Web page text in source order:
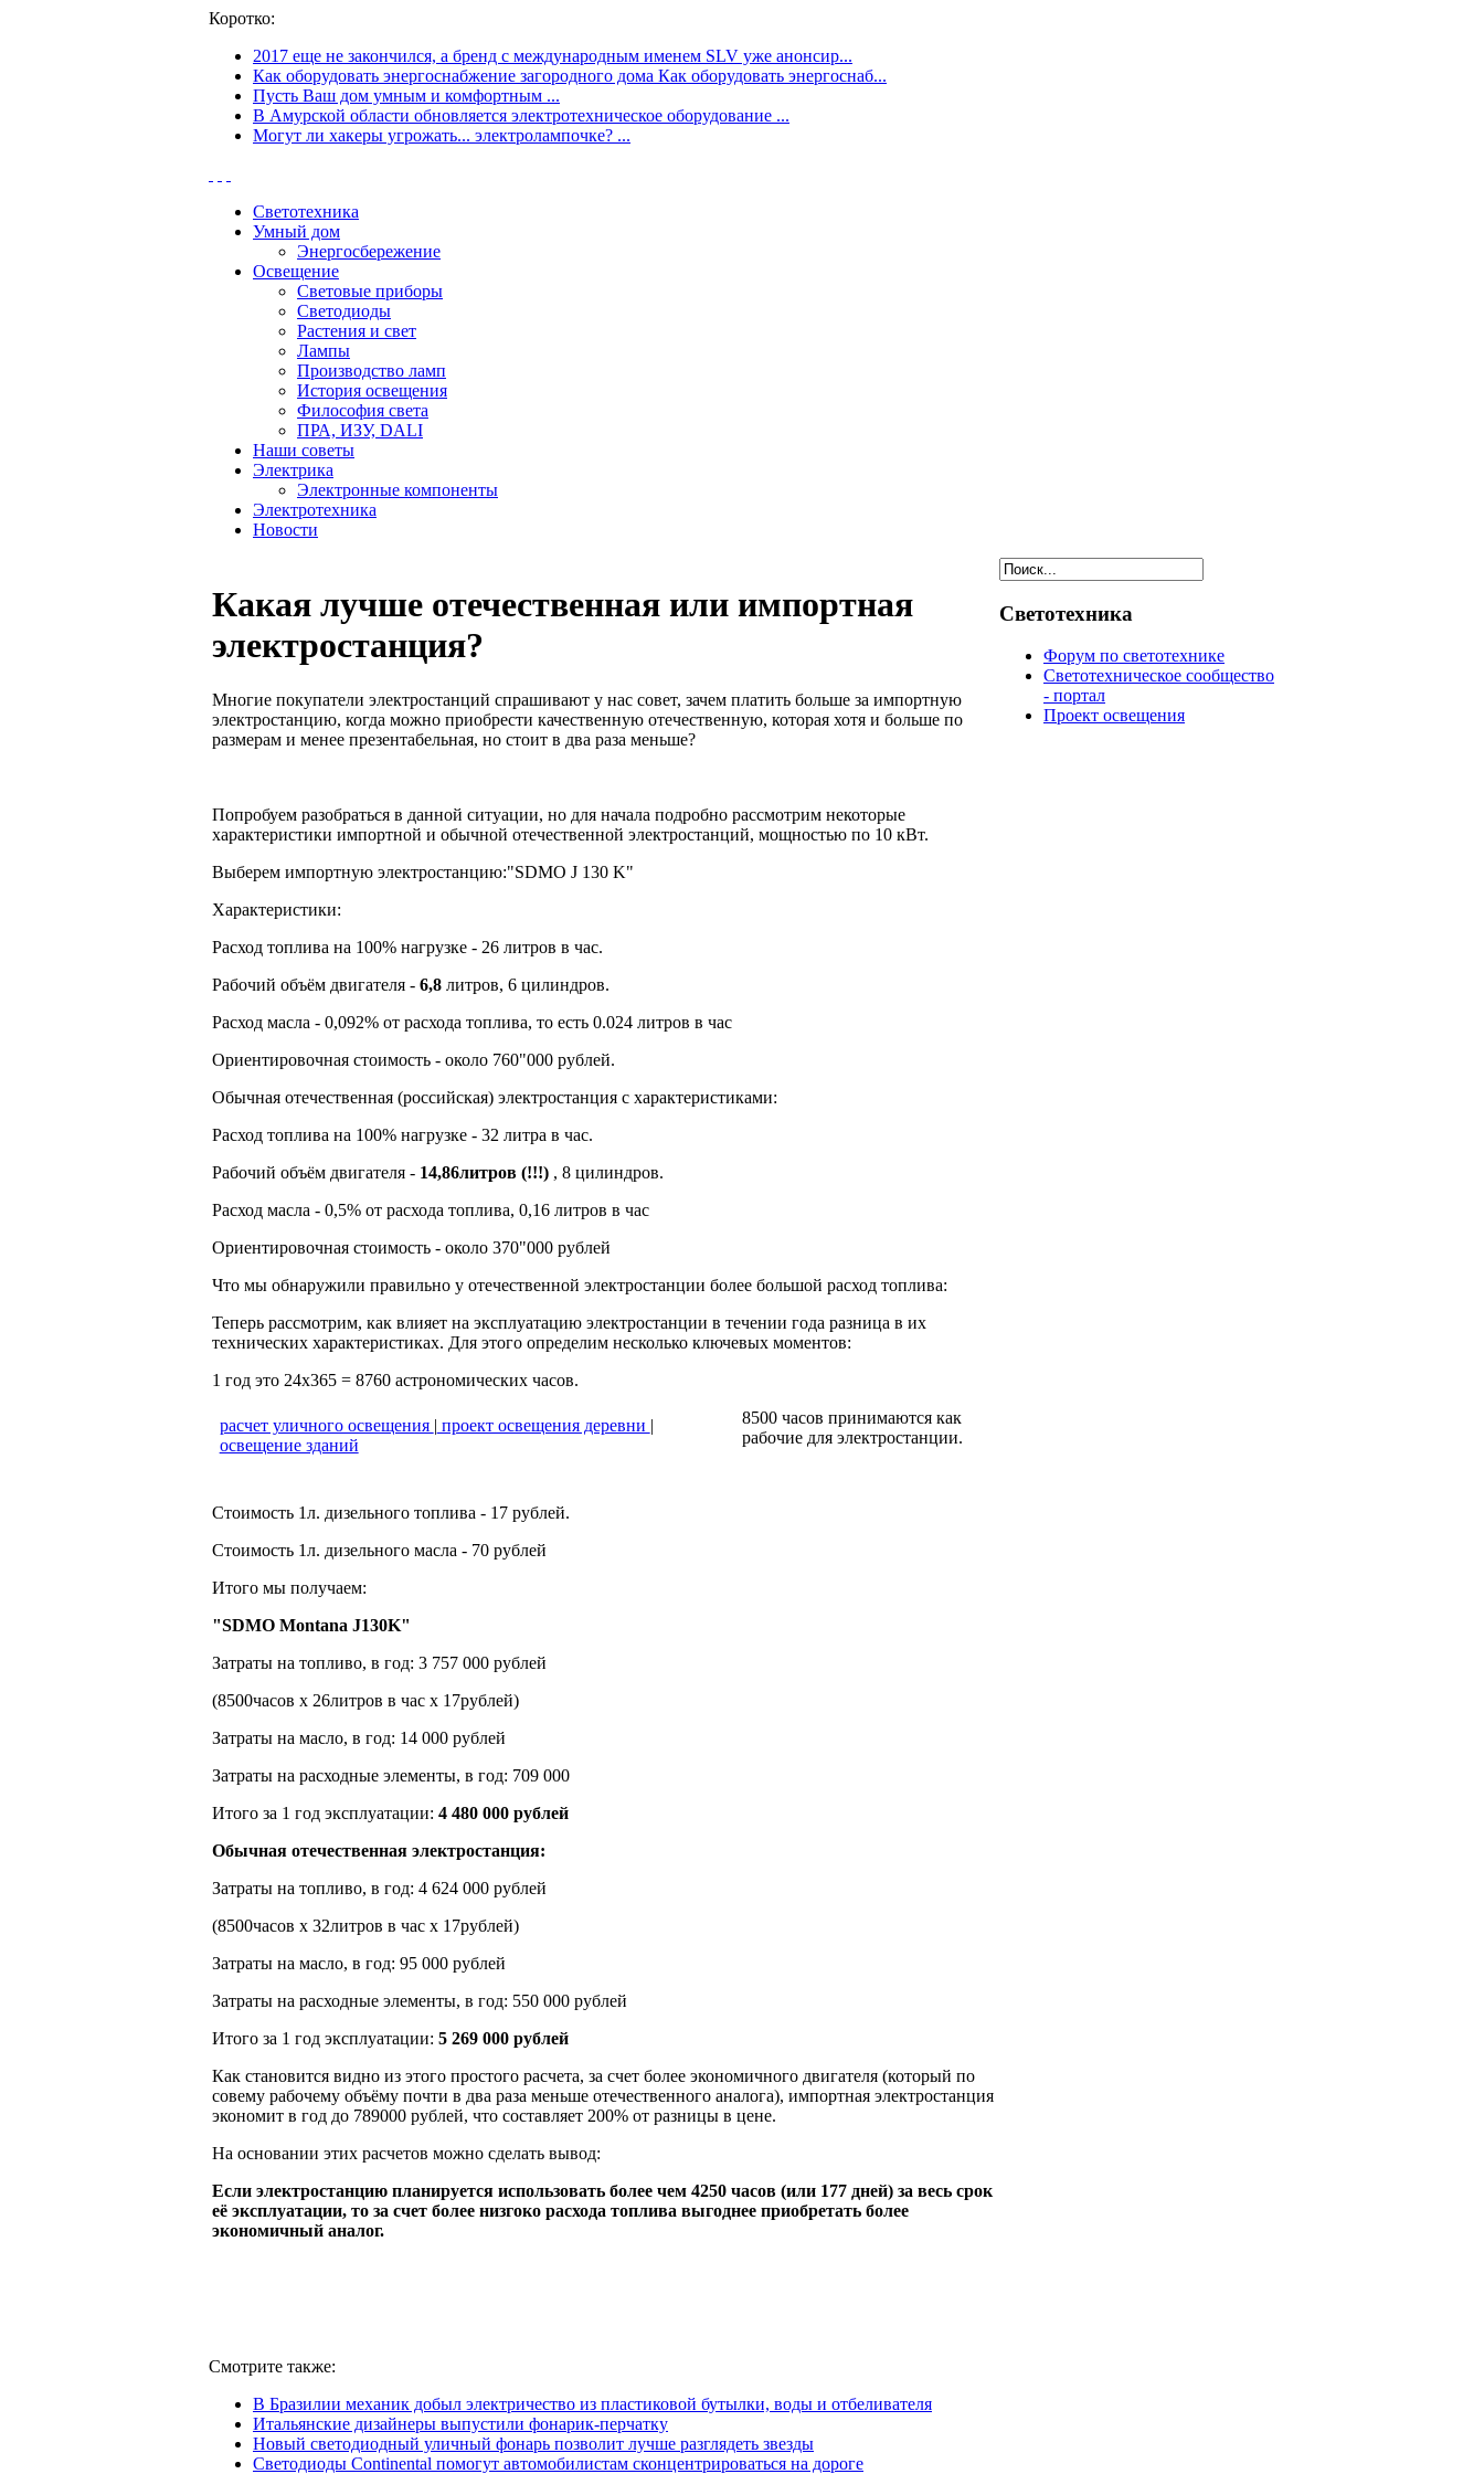
Коротко:
2017 еще не закончился, а бренд с международным именем SLV уже анонсир...
Как оборудовать энергоснабжение загородного дома Как оборудовать энергоснаб...
Пусть Ваш дом умным и комфортным ...
В Амурской области обновляется электротехническое оборудование ...
Могут ли хакеры угрожать... электролампочке? ...
Светотехника
Умный дом
Энергосбережение
Освещение
Световые приборы
Светодиоды
Растения и свет
Лампы
Производство ламп
История освещения
Философия света
ПРА, ИЗУ, DALI
Наши советы
Электрика
Электронные компоненты
Электротехника
Новости
Какая лучше отечественная или импортная
электростанция?
Многие покупатели электростанций спрашивают у нас совет, зачем платить больше за импортную
электростанцию, когда можно приобрести качественную отечественную, которая хотя и больше по
размерам и менее презентабельная, но стоит в два раза меньше?
Попробуем разобраться в данной ситуации, но для начала подробно рассмотрим некоторые
характеристики импортной и обычной отечественной электростанций, мощностью по 10 кВт.
Выберем импортную электростанцию:"SDMO J 130 K"
Характеристики:
Расход топлива на 100% нагрузке - 26 литров в час.
Рабочий объём двигателя - 6,8 литров, 6 цилиндров.
Расход масла - 0,092% от расхода топлива, то есть 0.024 литров в час
Ориентировочная стоимость - около 760"000 рублей.
Обычная отечественная (российская) электростанция с характеристиками:
Расход топлива на 100% нагрузке - 32 литра в час.
Рабочий объём двигателя - 14,86литров (!!!) , 8 цилиндров.
Расход масла - 0,5% от расхода топлива, 0,16 литров в час
Ориентировочная стоимость - около 370"000 рублей
Что мы обнаружили правильно у отечественной электростанции более большой расход топлива:
Теперь рассмотрим, как влияет на эксплуатацию электростанции в течении года разница в их
технических характеристиках. Для этого определим несколько ключевых моментов:
1 год это 24х365 = 8760 астрономических часов.
расчет уличного освещения | проект освещения деревни |
освещение зданий
8500 часов принимаются как
рабочие для электростанции.
Стоимость 1л. дизельного топлива - 17 рублей.
Стоимость 1л. дизельного масла - 70 рублей
Итого мы получаем:
"SDMO Montana J130K"
Затраты на топливо, в год: 3 757 000 рублей
(8500часов х 26литров в час х 17рублей)
Затраты на масло, в год: 14 000 рублей
Затраты на расходные элементы, в год: 709 000
Итого за 1 год эксплуатации: 4 480 000 рублей
Обычная отечественная электростанция:
Затраты на топливо, в год: 4 624 000 рублей
(8500часов х 32литров в час х 17рублей)
Затраты на масло, в год: 95 000 рублей
Затраты на расходные элементы, в год: 550 000 рублей
Итого за 1 год эксплуатации: 5 269 000 рублей
Как становится видно из этого простого расчета, за счет более экономичного двигателя (который по
совему рабочему объёму почти в два раза меньше отечественного аналога), импортная электростанция
экономит в год до 789000 рублей, что составляет 200% от разницы в цене.
На основании этих расчетов можно сделать вывод:
Если электростанцию планируется использовать более чем 4250 часов (или 177 дней) за весь срок
её эксплуатации, то за счет более низгоко расхода топлива выгоднее приобретать более
экономичный аналог.
Смотрите также:
В Бразилии механик добыл электричество из пластиковой бутылки, воды и отбеливателя
Итальянские дизайнеры выпустили фонарик-перчатку
Новый светодиодный уличный фонарь позволит лучше разглядеть звезды
Светодиоды Continental помогут автомобилистам сконцентрироваться на дороге
Светотехника
Форум по светотехнике
Светотехническое сообщество
- портал
Проект освещения